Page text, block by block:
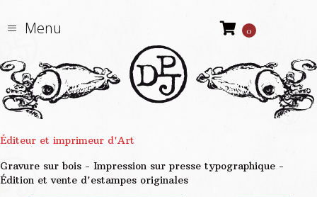
Menu 0
Éditeur et imprimeur d'Art
Gravure sur bois - Impression sur presse typographique -
Édition et vente d'estampes originales